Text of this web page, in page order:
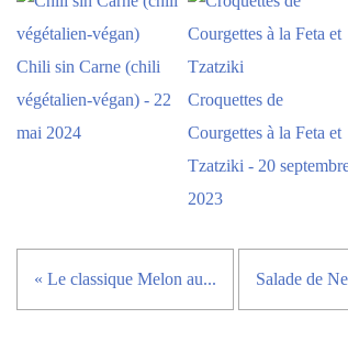
Chili sin Carne (chili
végétalien-végan) - 22
mai 2024
Croquettes de
Courgettes à la Feta et
Tzatziki - 20
2023
« Le classique Melon au... Salade de